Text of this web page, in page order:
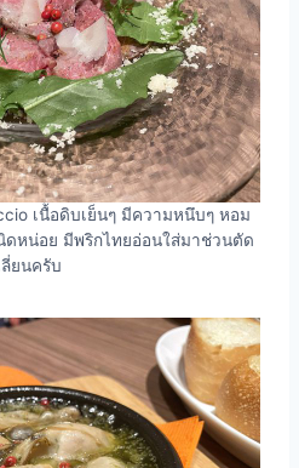
เนื้อดิบเย็นๆ มีความหนึบๆ หอม
ดหน่อย มีพริกไทยอ่อนใส่มาช่วนตัด
ลี่ยนครับ